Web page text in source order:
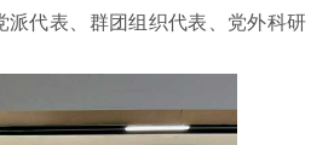
代表、群团组织代表、党外科研